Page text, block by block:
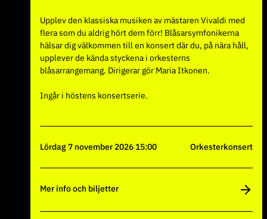
Upplev den klassiska musiken av mästaren Vivaldi med
flera som du aldrig hört dem förr! Blåsarsymfonikerna
hälsar dig välkommen till en konsert där du, på nära håll,
upplever de kända styckena i orkesterns
blåsarrangemang. Dirigerar gör Maria Itkonen.
Ingår i höstens konsertserie.
lördag 7 november 2026 15:00 Orkesterkonsert
Mer info och biljetter